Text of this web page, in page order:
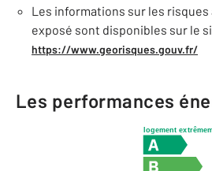
Les informations sur les
exposé sont disponibles sur le
https://www.georisques.gouv.fr/
Les performances
logement